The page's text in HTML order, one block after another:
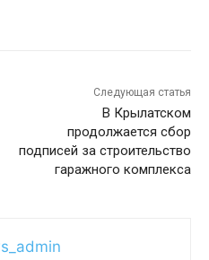
Следующая статья
В Крылатском
продолжается сбор
подписей за строительство
гаражного комплекса